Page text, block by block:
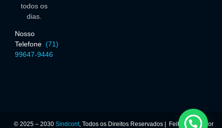
todos os
dias.
Nosso
Telefone (71)
99647-9446
© 2025 – 2030 Sindcont, Todos os Direitos Reservados | Feito com 🤍 Por